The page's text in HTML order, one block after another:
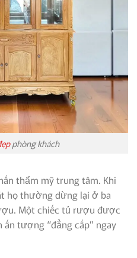
phòng khách
thẩm mỹ trung tâm. Khi
họ thường dừng lại ở ba
Một chiếc tủ rượu được
tượng “đẳng cấp” ngay